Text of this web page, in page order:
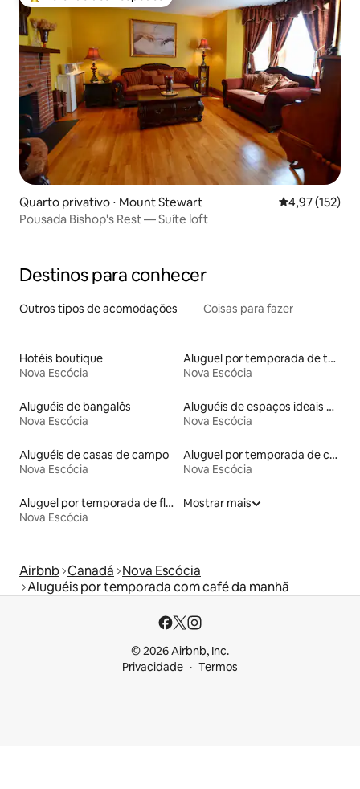
Quarto privativo ⋅ Mount Stewart 4,97 de uma
4,97 (152)
Pousada Bishop's Rest — Suíte loft
Destinos para conhecer
Outros tipos de acomodações Coisas para fazer
Hotéis boutique
Nova Escócia
Aluguel por temporada de tendas
Nova Escócia
Aluguéis de bangalôs
Nova Escócia
Aluguéis de espaços ideais para famílias
Nova Escócia
Aluguéis de casas de campo
Nova Escócia
Aluguel por temporada de castelos
Nova Escócia
Aluguel por temporada de flats
Nova Escócia
Mostrar mais
Airbnb Canadá Nova Escócia
Aluguéis por temporada com café da manhã
© 2026 Airbnb, Inc.
Privacidade
Termos